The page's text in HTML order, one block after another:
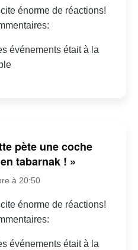
énorme de réactions!
événements était à la
pète une coche
tabarnak ! »
à 20:50
énorme de réactions!
événements était à la